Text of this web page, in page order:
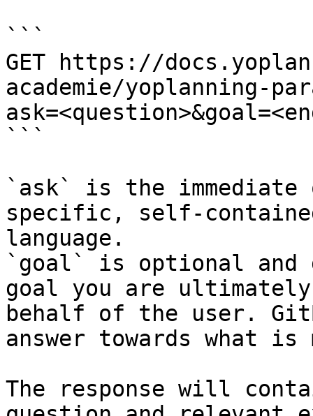
```
GET https://
academie/yoplanning-
```
`ask` is the
specific, self-
language.
`goal` is optional and
goal you are
behalf of the user.
answer towards what
The response will